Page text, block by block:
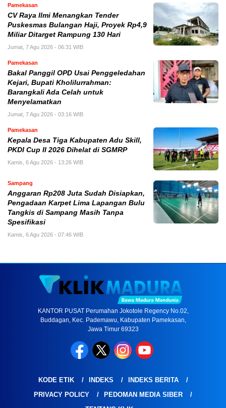
Pamekasan
CV Raya Ilmi Menangkan Tender
Puskesmas Bulangan Haji, Proyek Rp4,9
Miliar Ditarget Rampung 130 Hari
Jumat, 7 Agu 2026 - 06:31 WIB
Pamekasan
Bakal Panggil OPD Usai Penggeledahan
Kejari, Bupati Kholilurrahman:
Barangkali Ada Celah untuk
Menyelamatkan
Jumat, 7 Agu 2026 - 03:16 WIB
Pamekasan
Kepala Desa Tiga Kabupaten Adu Skill,
PKDI Cup II 2026 Dihelat di SGMRP
Kamis, 6 Agu 2026 - 13:26 WIB
Sampang
Anggaran Rp208 Juta Sudah Disiapkan,
Pengadaan Karpet Lima Lapangan Bulu
Tangkis di Sampang Masih Tanpa
Spesifikasi
Kamis, 6 Agu 2026 - 07:46 WIB
KANTOR PUSAT Perumahan Jokotole Regency No.02,
Buddagan, Kec. Pademawu, Kabupaten Pamekasan,
Jawa Timur 69323
KODE ETIK INDEKS
INDEKS BERITA
PRIVACY POLICY
PEDOMAN MEDIA SIBER